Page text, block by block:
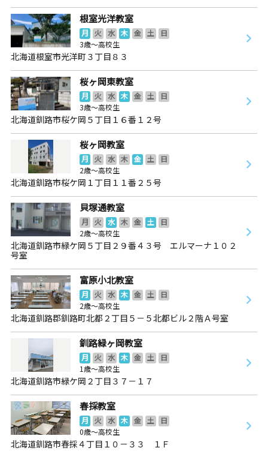
根室光洋教室
月 火 水 木 金 土
日
3歳～高校生
北海道根室市光洋町３丁目８３
桜ヶ岡東教室
月 火 水 木 金 土
日
3歳～高校生
北海道釧路市桜ケ岡５丁目１６番１２号
桜ヶ岡教室
月 火 水 木 金 土
日
2歳～高校生
北海道釧路市桜ケ岡１丁目１１番２５号
貝塚通教室
月 火 水 木 金 土
日
2歳～高校生
北海道釧路市緑ケ岡５丁目２９番４３号 エルマーナ１０２
号室
富原小北教室
月 火 水 木 金 土
日
2歳～高校生
北海道釧路郡釧路町北都２丁目５－５北都ビル２階Ａ号室
釧路緑ヶ岡教室
月 火 水 木 金 土
日
1歳～高校生
北海道釧路市緑ケ岡２丁目３７－１７
春採教室
月 火 水 木 金 土
日
0歳～高校生
北海道釧路市春採４丁目１０－３３ １Ｆ